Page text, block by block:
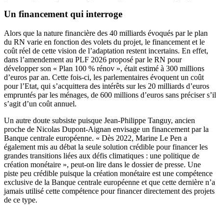
Un financement qui interroge
Alors que la nature financière des 40 milliards évoqués par le plan
du RN varie en fonction des volets du projet, le financement et le
coût réel de cette vision de l’adaptation restent incertains. En effet,
dans l’amendement au PLF 2026 proposé par le RN pour
développer son « Plan 100 % rénov », était estimé à 300 millions
d’euros par an. Cette fois-ci, les parlementaires évoquent un coût
pour l’Etat, qui s’acquittera des intérêts sur les 20 milliards d’euros
empruntés par les ménages, de 600 millions d’euros sans préciser s’il
s’agit d’un coût annuel.
Un autre doute subsiste puisque Jean-Philippe Tanguy, ancien
proche de Nicolas Dupont-Aignan envisage un financement par la
Banque centrale européenne. « Dès 2022, Marine Le Pen a
également mis au débat la seule solution crédible pour financer les
grandes transitions liées aux défis climatiques : une politique de
création monétaire », peut-on lire dans le dossier de presse. Une
piste peu crédible puisque la création monétaire est une compétence
exclusive de la Banque centrale européenne et que cette dernière n’a
jamais utilisé cette compétence pour financer directement des projets
de ce type.